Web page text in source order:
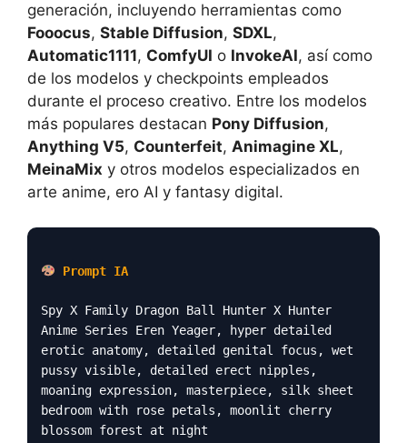
generación, incluyendo herramientas como
Fooocus, Stable Diffusion, SDXL,
Automatic1111, ComfyUI o InvokeAI, así como
de los modelos y checkpoints empleados
durante el proceso creativo. Entre los modelos
más populares destacan Pony Diffusion,
Anything V5, Counterfeit, Animagine XL,
MeinaMix y otros modelos especializados en
arte anime, ero AI y fantasy digital.
Prompt IA
Spy X Family Dragon Ball Hunter X Hunter
Anime Series Eren Yeager, hyper detailed
erotic anatomy, detailed genital focus, wet
pussy visible, detailed erect nipples,
moaning expression, masterpiece, silk sheet
bedroom with rose petals, moonlit cherry
blossom forest at night